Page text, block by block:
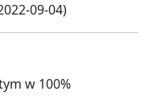
09-04)
w 100%